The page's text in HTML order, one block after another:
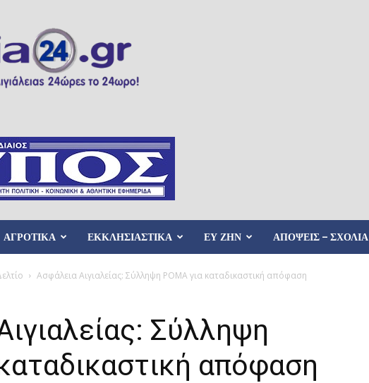
ΑΓΡΟΤΙΚΑ ΕΚΚΛΗΣΙΑΣΤΙΚΑ ΕΥ ΖΗΝ ΑΠΟΨΕΙΣ – ΣΧΟΛΙΑ
Ασφάλεια Αιγιαλείας: Σύλληψη ΡΟΜΑ για καταδικαστική απόφαση
Σύλληψη
απόφαση